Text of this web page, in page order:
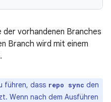
vorhandenen Branches
Branch wird mit einem
führen, dass repo sync den
Wenn nach dem Ausführen